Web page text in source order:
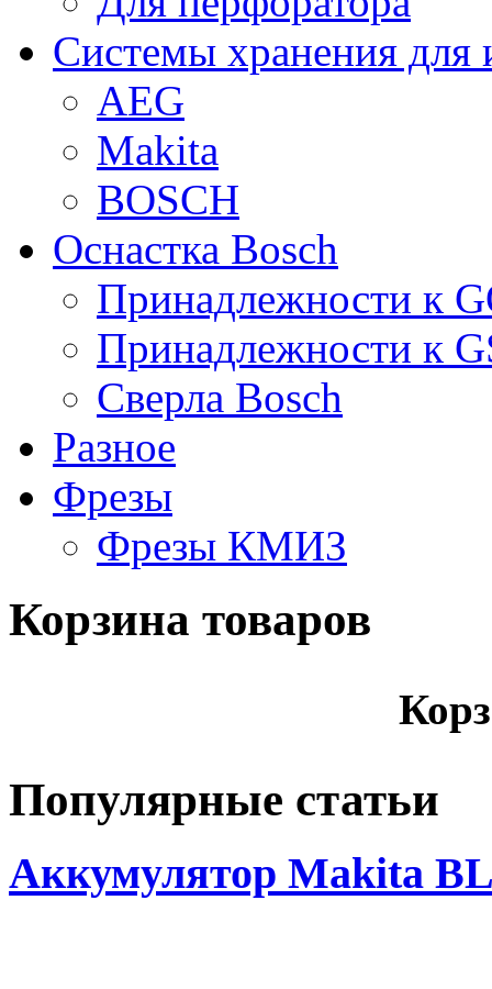
Системы хранения для
AEG
Makita
BOSCH
Оснастка Bosch
Принадлежности к
Принадлежности к
Сверла Bosch
Разное
Фрезы
Фрезы КМИЗ
Корзина товаров
Популярные статьи
Аккумулятор Makita